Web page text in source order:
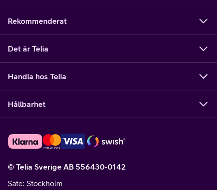
Rekommenderat
Det är Telia
Handla hos Telia
Hållbarhet
© Telia Sverige AB 556430-0142
Säte: Stockholm